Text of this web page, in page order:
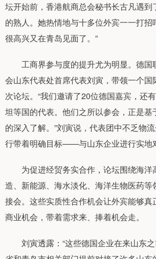
坛开始前，香港航商总会秘书长古凡遇到
的熟人。她热情地与十多位外宾一一打招
很高兴又在青岛见面了。”
工商界参与度的提升尤为明显。德国
会山东代表处首席代表刘寅，带领一个国
次论坛。“我们邀请了20位德国嘉宾，还
坦等国的代表。他们之所以参会，正是基
的深入了解。”刘寅说，代表团中不乏物
行带着明确目标——与山东企业进行实地
为促进经贸务实合作，论坛围绕海洋
造、新能源、海水淡化、海洋生物医药
接会。这些实质性合作机会让外宾能够真
商业机会，带着需求来、捧着机会走。
刘寅透露：“这些德国企业在来山东之